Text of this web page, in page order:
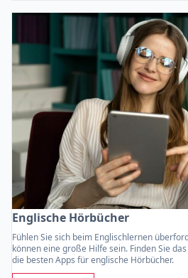
Englische Hörbücher
Fühlen Sie sich beim Englischlernen
können eine große Hilfe sein. Finden Sie
die besten Apps für englische Hörbücher.